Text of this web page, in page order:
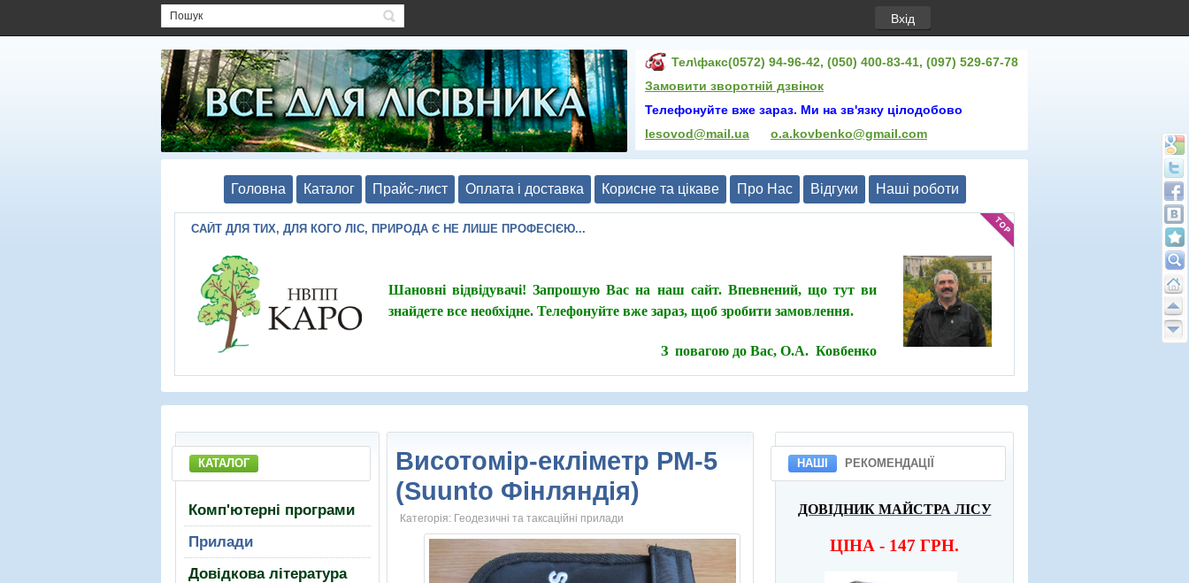
Вхід
Тел\факс(0572) 94-96-42, (050) 400-83-41, (097) 529-67-78
Замовити зворотній дзвінок
Телефонуйте вже зараз. Ми на зв'язку цілодобово
lesovod@mail.ua
o.a.kovbenko@gmail.com
Головна Каталог Прайс-лист Оплата і доставка Корисне та цікаве Про Нас Відгуки Нашi роботи
САЙТ ДЛЯ ТИХ, ДЛЯ КОГО ЛІС, ПРИРОДА Є НЕ ЛИШЕ ПРОФЕСІЄЮ...
Шановні відвідувачі! Запрошую Вас на наш сайт. Впевнений, що тут ви
знайдете все необхідне. Телефонуйте вже зараз, щоб зробити замовлення.
З повагою до Вас, О.А. Ковбенко
Висотомір-екліметр РМ-5
(Suunto Фінляндія)
Категорія: Геодезичні та таксаційні прилади
КАТАЛОГ
Комп'ютерні програми
Прилади
Довідкова література
НАШІ РЕКОМЕНДАЦІЇ
ДОВІДНИК МАЙСТРА ЛІСУ
ЦІНА - 147 ГРН.